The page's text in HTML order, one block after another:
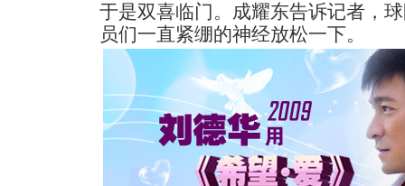
于是双喜临门。成耀东告诉记者，
员们一直紧绷的神经放松一下。